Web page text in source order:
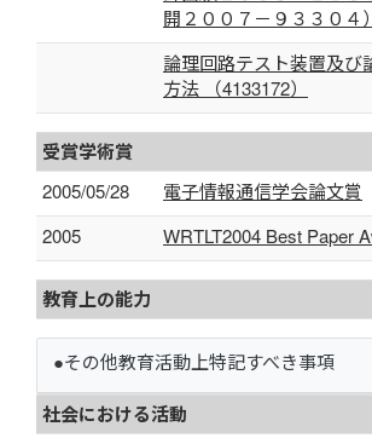
開２００７－９３３０４）
論理回路テスト装置及び
方法 （4133172）
受賞学術賞
2005/05/28
電子情報通信学会論文賞
2005
WRTLT2004 Best Paper
教育上の能力
●その他教育活動上特記すべき事項
社会における活動